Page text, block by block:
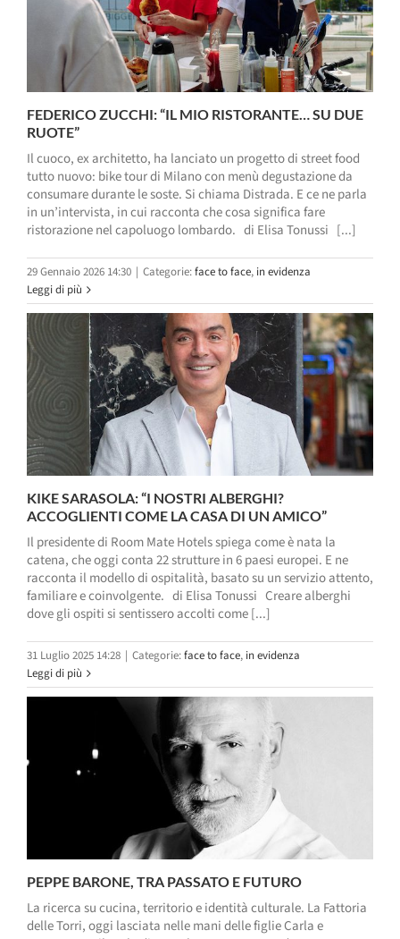
FEDERICO ZUCCHI: “IL MIO RISTORANTE… SU DUE
RUOTE”
Il cuoco, ex architetto, ha lanciato un progetto di street food
tutto nuovo: bike tour di Milano con menù degustazione da
consumare durante le soste. Si chiama Distrada. E ce ne parla
in un’intervista, in cui racconta che cosa significa fare
ristorazione nel capoluogo lombardo. di Elisa Tonussi [...]
29 Gennaio 2026 14:30 | Categorie:face to face, in evidenza
Leggi di più
KIKE SARASOLA: “I NOSTRI ALBERGHI?
ACCOGLIENTI COME LA CASA DI UN AMICO”
Il presidente di Room Mate Hotels spiega come è nata la
catena, che oggi conta 22 strutture in 6 paesi europei. E ne
racconta il modello di ospitalità, basato su un servizio attento,
familiare e coinvolgente. di Elisa Tonussi Creare alberghi
dove gli ospiti si sentissero accolti come [...]
31 Luglio 2025 14:28 | Categorie:face to face, in evidenza
Leggi di più
PEPPE BARONE, TRA PASSATO E FUTURO
La ricerca su cucina, territorio e identità culturale. La Fattoria
delle Torri, oggi lasciata nelle mani delle figlie Carla e